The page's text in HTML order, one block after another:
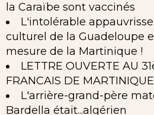
la Caraïbe sont vaccinés
L'intolérable
culturel de la Guadeloupe
mesure de la Martinique !
LETTRE OUVERTE AU
FRANCAIS DE MARTINIQUE
L'arrière-grand-père
Bardella était...algérien